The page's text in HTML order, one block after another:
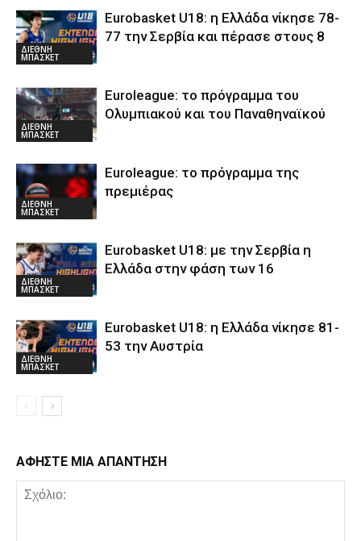
ΔΙΕΘΝΗ
ΜΠΑΣΚΕΤ
Eurobasket U18: η Ελλάδα νίκησε 78-
77 την Σερβία και πέρασε στους 8
ΔΙΕΘΝΗ
ΜΠΑΣΚΕΤ
Euroleague: το πρόγραμμα του
Ολυμπιακού και του Παναθηναϊκού
ΔΙΕΘΝΗ
ΜΠΑΣΚΕΤ
Euroleague: το πρόγραμμα της
πρεμιέρας
ΔΙΕΘΝΗ
ΜΠΑΣΚΕΤ
Eurobasket U18: με την Σερβία η
Ελλάδα στην φάση των 16
ΔΙΕΘΝΗ
ΜΠΑΣΚΕΤ
Eurobasket U18: η Ελλάδα νίκησε 81-
53 την Αυστρία
ΑΦΗΣΤΕ ΜΙΑ ΑΠΑΝΤΗΣΗ